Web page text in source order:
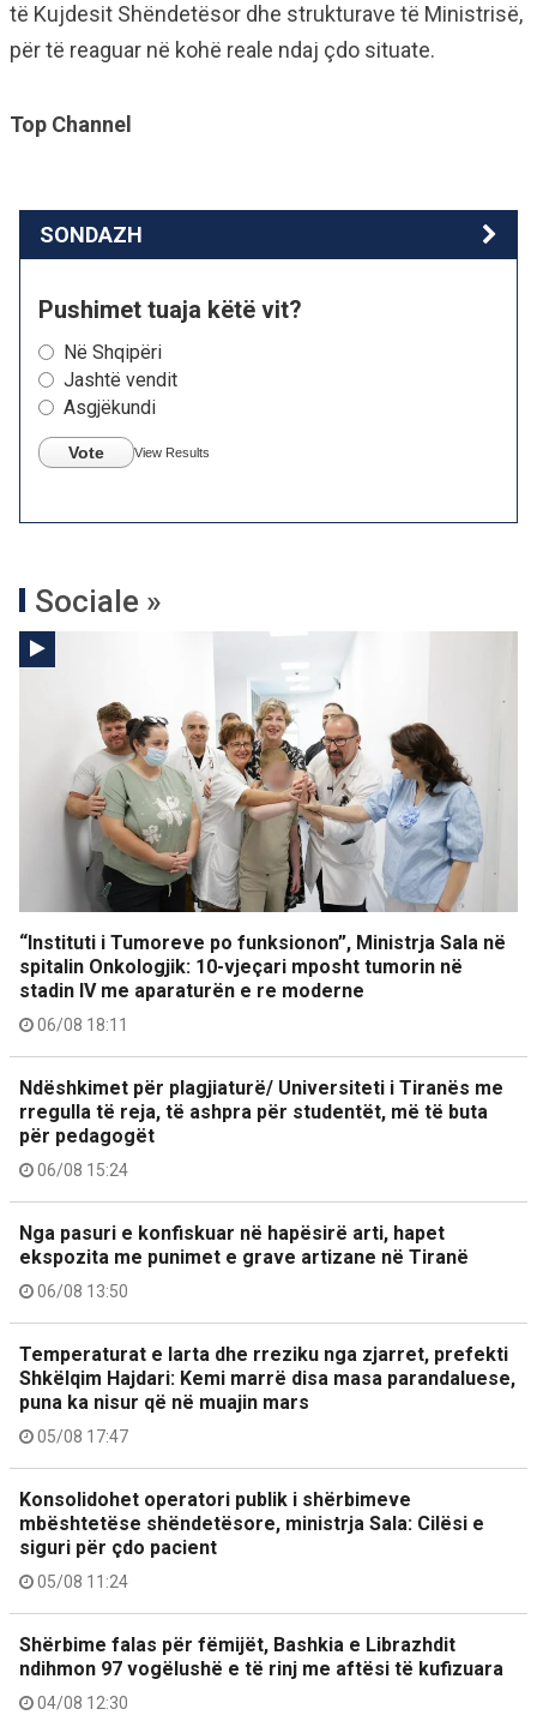
të Kujdesit Shëndetësor dhe strukturave të Ministrisë,
për të reaguar në kohë reale ndaj çdo situate.
Top Channel
SONDAZH
Pushimet tuaja këtë vit?
Në Shqipëri
Jashtë vendit
Asgjëkundi
Vote View Results
Sociale »
“Instituti i Tumoreve po funksionon”, Ministrja Sala në
spitalin Onkologjik: 10-vjeçari mposht tumorin në
stadin IV me aparaturën e re moderne
06/08 18:11
Ndëshkimet për plagjiaturë/ Universiteti i Tiranës me
rregulla të reja, të ashpra për studentët, më të buta
për pedagogët
06/08 15:24
Nga pasuri e konfiskuar në hapësirë arti, hapet
ekspozita me punimet e grave artizane në Tiranë
06/08 13:50
Temperaturat e larta dhe rreziku nga zjarret, prefekti
Shkëlqim Hajdari: Kemi marrë disa masa parandaluese,
puna ka nisur që në muajin mars
05/08 17:47
Konsolidohet operatori publik i shërbimeve
mbështetëse shëndetësore, ministrja Sala: Cilësi e
siguri për çdo pacient
05/08 11:24
Shërbime falas për fëmijët, Bashkia e Librazhdit
ndihmon 97 vogëlushë e të rinj me aftësi të kufizuara
04/08 12:30